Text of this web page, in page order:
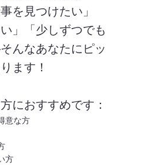
を見つけたい」
」「少しずつでも
んなあなたにピッ
ます！
におすすめです：
意な方
方